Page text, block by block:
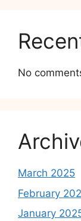
No
March 2025
February
January